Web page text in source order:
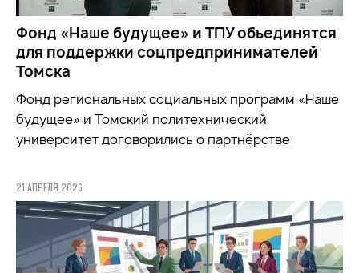
Фонд «Наше будущее» и ТПУ объединятся
для поддержки соцпредпринимателей
Томска
Фонд региональных социальных программ «Наше
будущее» и Томский политехнический
университет договорились о партнёрстве
21 АПРЕЛЯ 2026